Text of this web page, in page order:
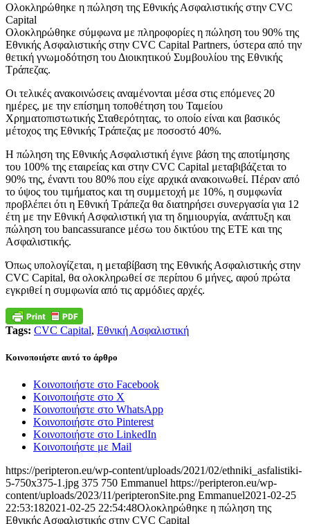
Ολοκληρώθηκε η πώληση της Εθνικής Ασφαλιστικής στην CVC
Capital
Ολοκληρώθηκε σύμφωνα με πληροφορίες η πώληση του 90% της
Εθνικής Ασφαλιστικής στην CVC Capital Partners, ύστερα από την
θετική γνωμοδότηση του Διοικητικού Συμβουλίου της Εθνικής
Τράπεζας.
Οι τελικές ανακοινώσεις αναμένονται μέσα στις επόμενες 20
ημέρες, με την επίσημη τοποθέτηση του Ταμείου
Χρηματοπιστωτικής Σταθερότητας, το οποίο είναι και βασικός
μέτοχος της Εθνικής Τράπεζας με ποσοστό 40%.
Η πώληση της Εθνικής Ασφαλιστική έγινε βάση της αποτίμησης
του 100% της εταιρείας και στην CVC Capital μεταβιβάζεται το
90% της, έναντι του 80% που είχε αρχικά ανακοινωθεί. Πέραν από
το ύψος του τιμήματος και τη συμμετοχή με 10%, η συμφωνία
προβλέπει ότι η Εθνική Τράπεζα θα διατηρήσει συνεργασία για 12
έτη με την Εθνική Ασφαλιστική για τη δημιουργία, ανάπτυξη και
πώληση του bancassurance μέσω του δικτύου της ΕΤΕ και της
Ασφαλιστικής.
Όπως υπολογίζεται, η μεταβίβαση της Εθνικής Ασφαλιστικής στην
CVC Capital, θα ολοκληρωθεί σε περίπου 6 μήνες, αφού πρώτα
εγκριθεί η συμφωνία από τις αρμόδιες αρχές.
Tags: CVC Capital, Εθνική Ασφαλιστική
Κοινοποιήστε αυτό το άρθρο
Κοινοποιήστε στο Facebook
Κοινοποιήστε στο X
Κοινοποιήστε στο WhatsApp
Κοινοποιήστε στο Pinterest
Κοινοποιήστε στο LinkedIn
Κοινοποιήστε με Mail
https://peripteron.eu/wp-content/uploads/2021/02/ethniki_asfalistiki-
5-750x375-1.jpg 375 750 Emmanuel https://peripteron.eu/wp-
content/uploads/2023/11/peripteronSite.png Emmanuel2021-02-25
22:53:182021-02-25 22:54:48Ολοκληρώθηκε η πώληση της
Εθνικής Ασφαλιστικής στην CVC Capital